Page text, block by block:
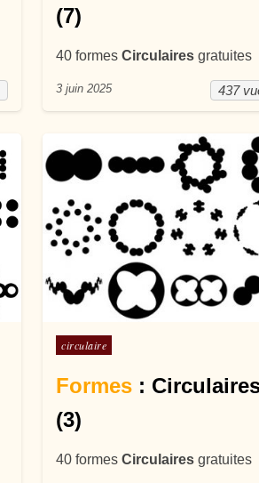
(7)
40 formesCirculaires gratuites
437
3 juin 2025
Posté dans
circulaire
Formes :
(3)
40 formesCirculaires gratuites